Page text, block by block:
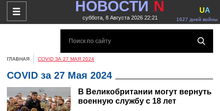
НОВОСТИ N
суббота, 8 Августа 2026 22:21 1627 дней войны
UA
ГЛАВНАЯ COVID ЗА 27 МАЯ 2024
COVID за 27 Мая 2024
В Великобритании могут вернуть
военную службу с 18 лет